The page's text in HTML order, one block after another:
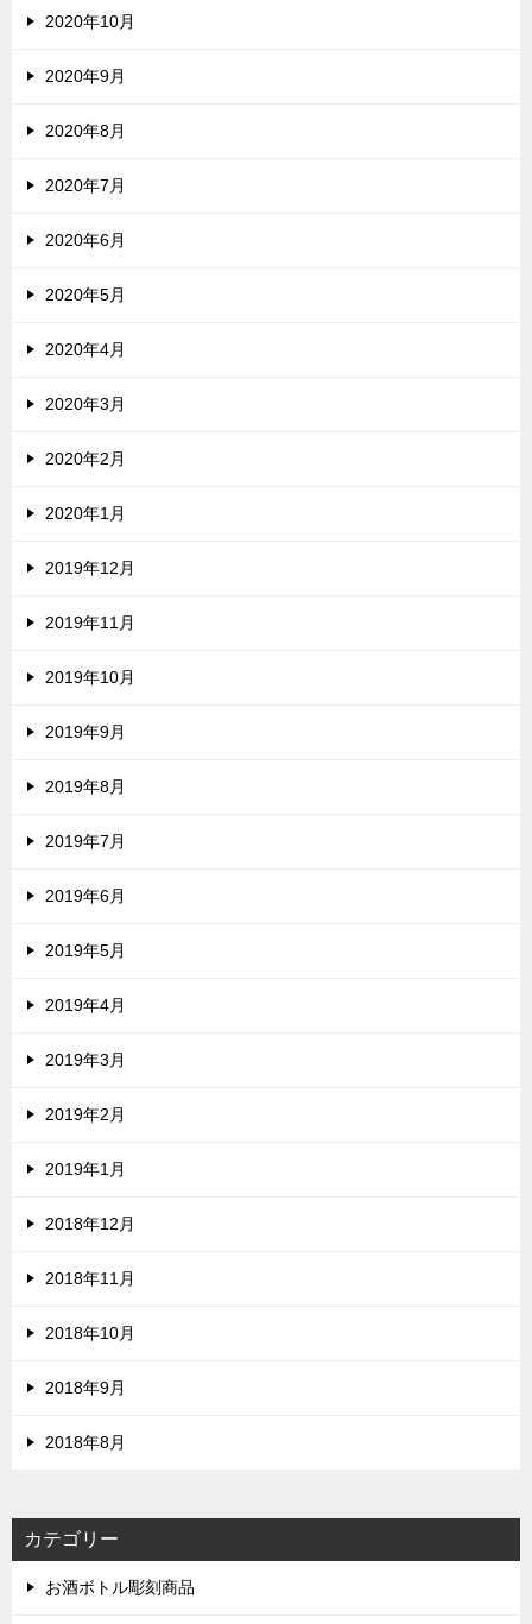
2020年10月
2020年9月
2020年8月
2020年7月
2020年6月
2020年5月
2020年4月
2020年3月
2020年2月
2020年1月
2019年12月
2019年11月
2019年10月
2019年9月
2019年8月
2019年7月
2019年6月
2019年5月
2019年4月
2019年3月
2019年2月
2019年1月
2018年12月
2018年11月
2018年10月
2018年9月
2018年8月
カテゴリー
お酒ボトル彫刻商品